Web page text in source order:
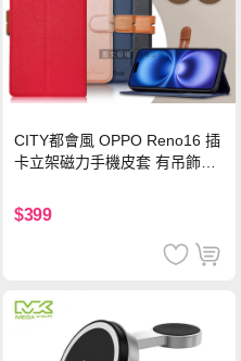
CITY都會風 OPPO Reno16 插
卡立架磁力手機皮套 有吊飾孔
$399